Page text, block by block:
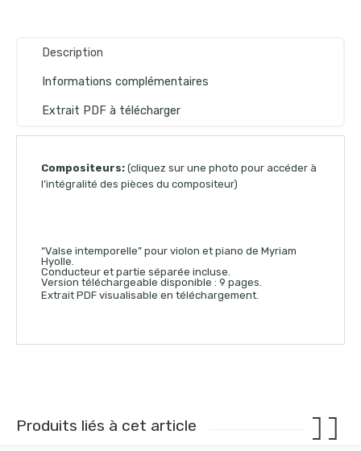
Description
Informations complémentaires
Extrait PDF à télécharger
Compositeurs: (cliquez sur une photo pour accéder à
l’intégralité des pièces du compositeur)
“Valse intemporelle” pour violon et piano de Myriam
Hyolle.
Conducteur et partie séparée incluse.
Version téléchargeable disponible : 9 pages.
Extrait PDF visualisable en téléchargement.
Produits liés à cet article